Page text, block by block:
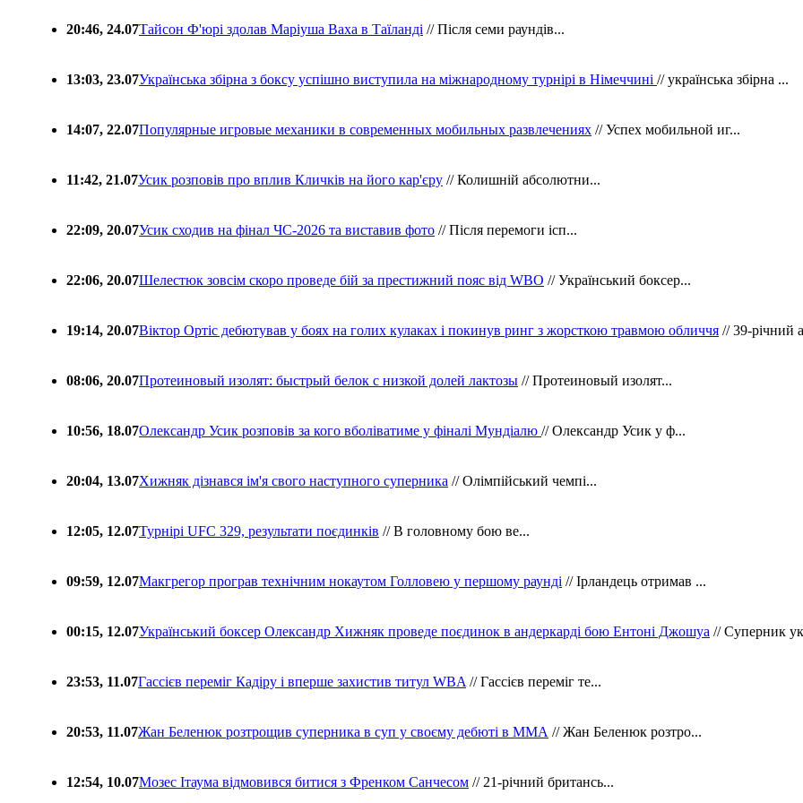
20:46, 24.07Тайсон Ф'юрі здолав Маріуша Ваха в Таїланді // Після семи раундів...
13:03, 23.07Українська збірна з боксу успішно виступила на міжнародному турнірі в Німеччині // українська збірна ...
14:07, 22.07Популярные игровые механики в современных мобильных развлечениях // Успех мобильной иг...
11:42, 21.07Усик розповів про вплив Кличків на його кар'єру // Колишній абсолютни...
22:09, 20.07Усик сходив на фінал ЧС-2026 та виставив фото // Після перемоги ісп...
22:06, 20.07Шелестюк зовсім скоро проведе бій за престижний пояс від WBO // Український боксер...
19:14, 20.07Віктор Ортіс дебютував у боях на голих кулаках і покинув ринг з жорсткою травмою обличчя // 39-річний
08:06, 20.07Протеиновый изолят: быстрый белок с низкой долей лактозы // Протеиновый изолят...
10:56, 18.07Олександр Усик розповів за кого вболіватиме у фіналі Мундіалю // Олександр Усик у ф...
20:04, 13.07Хижняк дізнався ім'я свого наступного суперника // Олімпійський чемпі...
12:05, 12.07Турнірі UFC 329, результати поєдинків // В головному бою ве...
09:59, 12.07Макгрегор програв технічним нокаутом Голловею у першому раунді // Ірландець отримав ...
00:15, 12.07Український боксер Олександр Хижняк проведе поєдинок в андеркарді бою Ентоні Джошуа // Суперник
23:53, 11.07Гассієв переміг Кадіру і вперше захистив титул WBA // Гассієв переміг те...
20:53, 11.07Жан Беленюк розтрощив суперника в суп у своєму дебюті в ММА // Жан Беленюк розтро...
12:54, 10.07Мозес Ітаума відмовився битися з Френком Санчесом // 21-річний британсь...